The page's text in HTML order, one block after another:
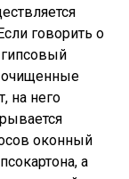
говорить о
очищенные
на него
оконный
а